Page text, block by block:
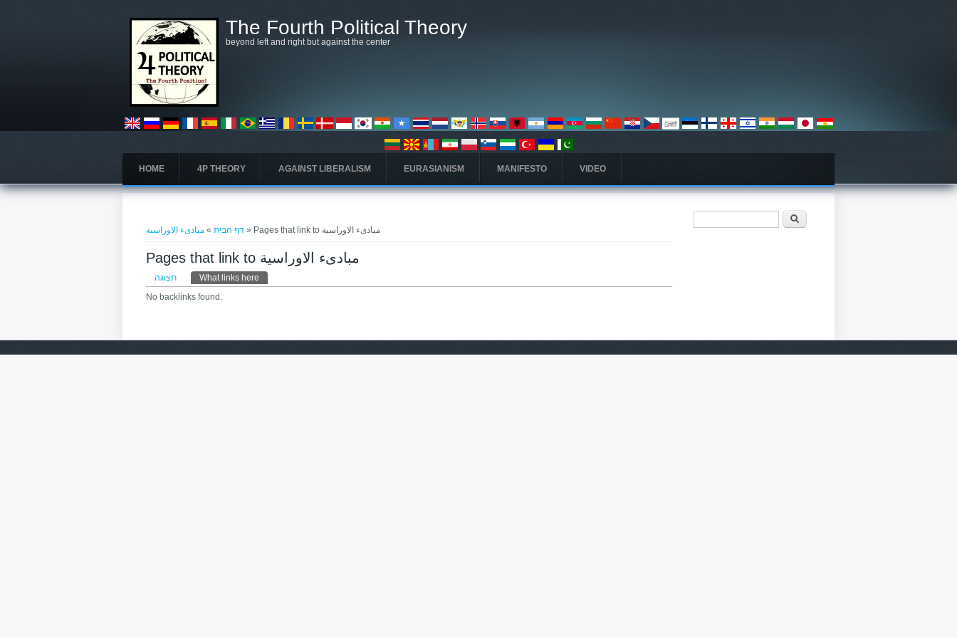
The Fourth Political Theory
beyond left and right but against the center
HOME 4P THEORY AGAINST LIBERALISM EURASIANISM MANIFESTO VIDEO
דף הבית» مبادىء الاوراسية » Pages that link to مبادىء الاوراسية
Pages that link to مبادىء الاوراسية
לשוניות ראשיות
תצוגה What links here
No backlinks found.